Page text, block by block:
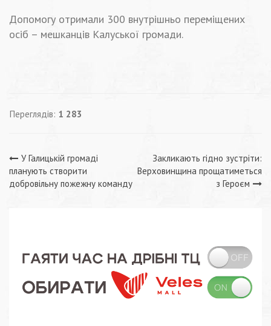
Допомогу отримали 300 внутрішньо переміщених
осіб – мешканців Калуської громади.
Переглядів: 1 283
Навігація
записів
У Галицькій громаді
планують створити
добровільну пожежну команду
Закликають гідно зустріти:
Верховинщина прощатиметься
з Героєм